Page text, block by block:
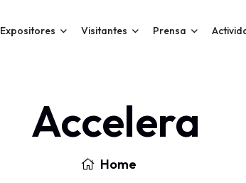
Expositores Visitantes Prensa
Accelera
Home